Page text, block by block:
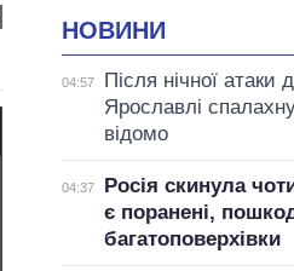
НОВИНИ
04:57
Після нічної атаки
Ярославлі
відомо
04:37
Росія скинула
є поранені,
багатоповерхівки